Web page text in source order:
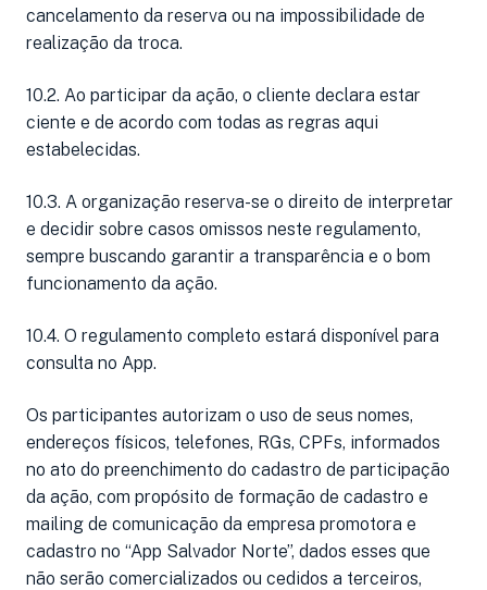
cancelamento da reserva ou na impossibilidade de
realização da troca.
10.2. Ao participar da ação, o cliente declara estar
ciente e de acordo com todas as regras aqui
estabelecidas.
10.3. A organização reserva-se o direito de interpretar
e decidir sobre casos omissos neste regulamento,
sempre buscando garantir a transparência e o bom
funcionamento da ação.
10.4. O regulamento completo estará disponível para
consulta no App.
Os participantes autorizam o uso de seus nomes,
endereços físicos, telefones, RGs, CPFs, informados
no ato do preenchimento do cadastro de participação
da ação, com propósito de formação de cadastro e
mailing de comunicação da empresa promotora e
cadastro no “App Salvador Norte”, dados esses que
não serão comercializados ou cedidos a terceiros,